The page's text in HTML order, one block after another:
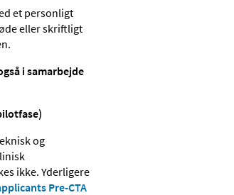
et personligt
eller skriftligt
i samarbejde
og
ikke. Yderligere
Pre-CTA